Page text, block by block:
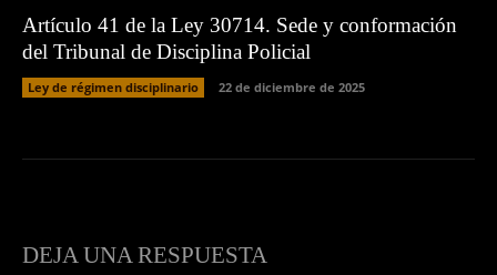
Artículo 41 de la Ley 30714. Sede y conformación
del Tribunal de Disciplina Policial
Ley de régimen disciplinario 22 de diciembre de 2025
DEJA UNA RESPUESTA